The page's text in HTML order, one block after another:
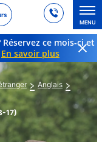
MENU
ce mois-ci et
En savoir plus
Anglais
17)